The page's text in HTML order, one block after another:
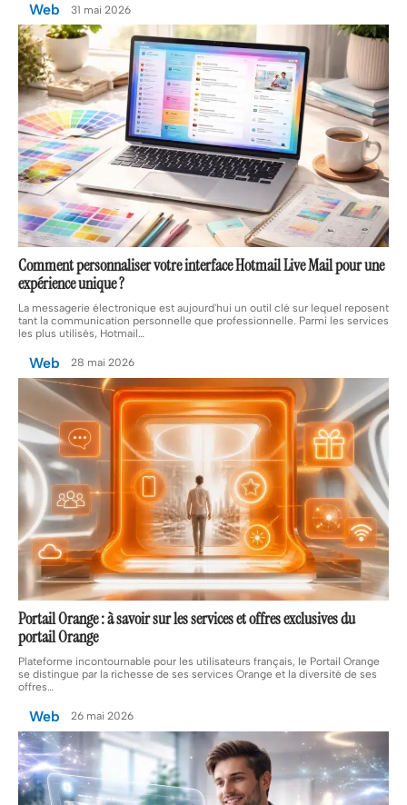
Web 31 mai 2026
Comment personnaliser votre interface Hotmail Live Mail pour une
expérience unique ?
La messagerie électronique est aujourd'hui un outil clé sur lequel reposent
tant la communication personnelle que professionnelle. Parmi les services
les plus utilisés, Hotmail…
Web 28 mai 2026
Portail Orange : à savoir sur les services et offres exclusives du
portail Orange
Plateforme incontournable pour les utilisateurs français, le Portail Orange
se distingue par la richesse de ses services Orange et la diversité de ses
offres
Web 26 mai 2026